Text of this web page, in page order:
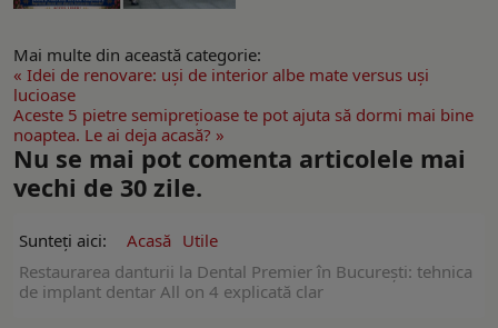
Mai multe din această categorie:
« Idei de renovare: uși de interior albe mate versus uși
lucioase
Aceste 5 pietre semiprețioase te pot ajuta să dormi mai bine
noaptea. Le ai deja acasă? »
Nu se mai pot comenta articolele mai
vechi de 30 zile.
Sunteți aici: Acasă Utile
Restaurarea danturii la Dental Premier în București: tehnica
de implant dentar All on 4 explicată clar